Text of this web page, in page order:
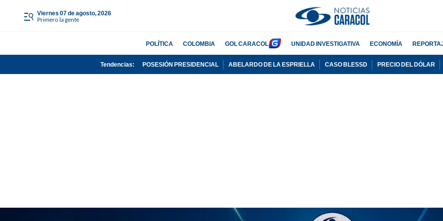
viernes 07 de agosto, 2026
Primero la gente
POLÍTICA COLOMBIA GOL CARACOL UNIDAD INVESTIGATIVA ECONOMÍA
Tendencias: POSESIÓN PRESIDENCIAL ABELARDO DE LA ESPRIELLA CASO BLESSD PRECIO DEL DÓLAR